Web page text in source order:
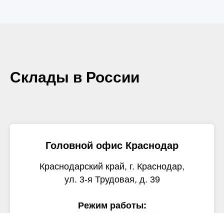
Склады в России
Головной офис Краснодар
Краснодарский край, г. Краснодар,
ул. 3-я Трудовая, д. 39
Режим работы: